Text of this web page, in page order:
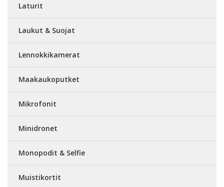
Laturit
Laukut & Suojat
Lennokkikamerat
Maakaukoputket
Mikrofonit
Minidronet
Monopodit & Selfie
Muistikortit